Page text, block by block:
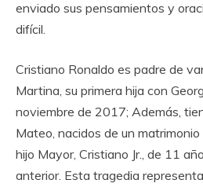
enviado sus pensamientos y
difícil.
Cristiano Ronaldo es padre de
Martina, su primera hija con
noviembre de 2017; Además,
Mateo, nacidos de un
hijo Mayor, Cristiano Jr., de 11
anterior. Esta tragedia